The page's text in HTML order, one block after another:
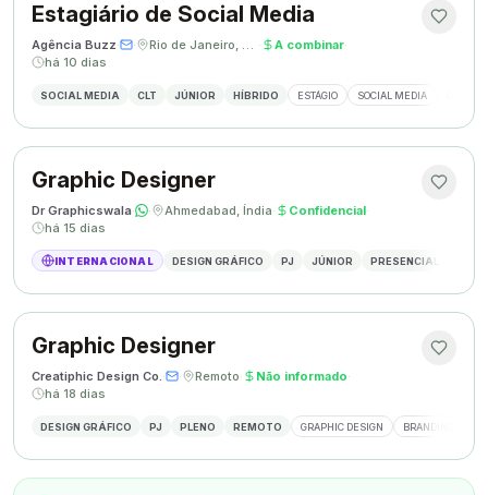
Estagiário de Social Media
Agência Buzz· · Rio de Janeiro, Brasil · A combinar·
há 10 dias
SOCIAL MEDIA CLT JÚNIOR HÍBRIDO ESTÁGIO SOCIAL MEDIA
Graphic Designer
Dr Graphicswala· · Ahmedabad, Índia· Confidencial·
há 15 dias
INTERNACIONAL DESIGN GRÁFICO PJ JÚNIOR PRESENCIAL
Graphic Designer
Creatiphic Design Co.· · Remoto· Não informado·
há 18 dias
DESIGN GRÁFICO PJ PLENO REMOTO GRAPHIC DESIGN BRANDING